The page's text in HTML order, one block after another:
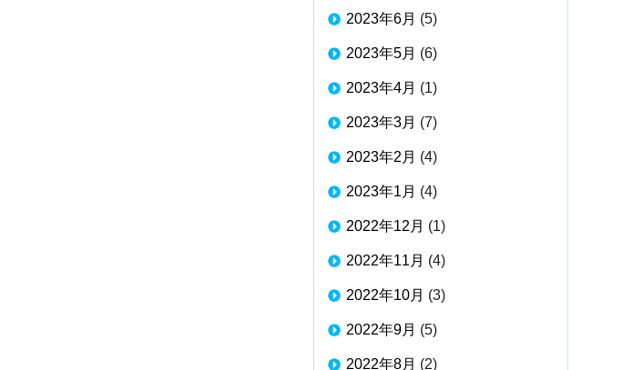
2023年6月 (5)
2023年5月 (6)
2023年4月 (1)
2023年3月 (7)
2023年2月 (4)
2023年1月 (4)
2022年12月 (1)
2022年11月 (4)
2022年10月 (3)
2022年9月 (5)
2022年8月 (2)